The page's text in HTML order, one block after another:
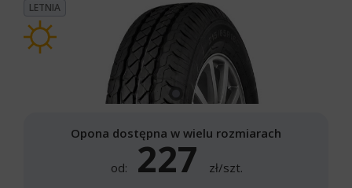
LETNIA
Opona dostępna w wielu rozmiarach
od: 227 zł/szt.